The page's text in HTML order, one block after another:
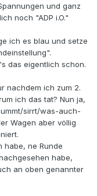
und ganz
noch "ADP i.O."
ich es blau und setze
das eigentlich schon.
nachdem ich zum 2.
ich das tat? Nun ja,
sirrt/was-auch-
Wagen aber völlig
habe, ne Runde
habe,
an oben genannter